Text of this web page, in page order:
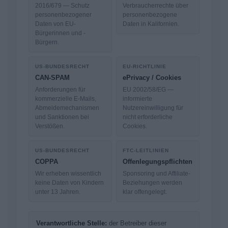
2016/679 — Schutz
personenbezogener
Daten von EU-
Bürgerinnen und -
Bürgern.
Verbraucherrechte über
personenbezogene
Daten in Kalifornien.
US-BUNDESRECHT
CAN-SPAM
Anforderungen für
kommerzielle E-Mails,
Abmeldemechanismen
und Sanktionen bei
Verstößen.
EU-RICHTLINIE
ePrivacy / Cookies
EU 2002/58/EG —
informierte
Nutzereinwilligung für
nicht erforderliche
Cookies.
US-BUNDESRECHT
COPPA
Wir erheben wissentlich
keine Daten von Kindern
unter 13 Jahren.
FTC-LEITLINIEN
Offenlegungspflichten
Sponsoring und Affiliate-
Beziehungen werden
klar offengelegt.
Verantwortliche Stelle: der Betreiber dieser